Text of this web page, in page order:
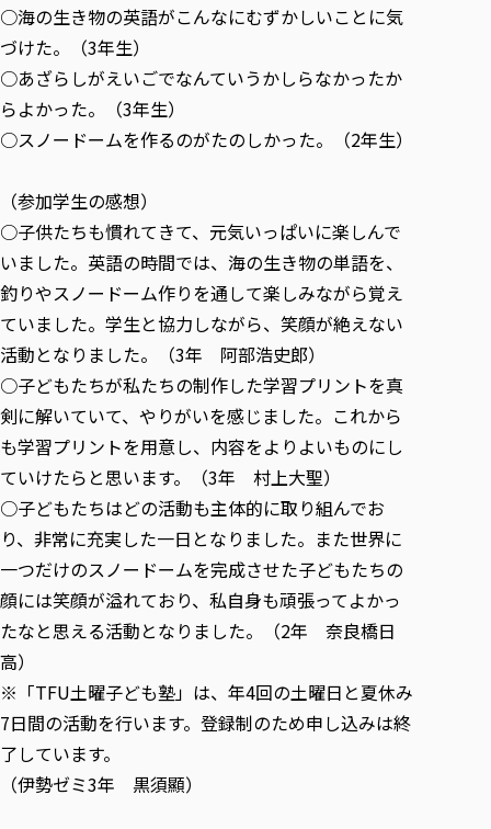
宿舎の紹介
学生生活サポート
学生自主活動支援
社会人学生の育児支援（一時預かり）
学生総合補償制度
○海の生き物の英語がこんなにむずかしいことに気
づけた。（3年生）
○あざらしがえいごでなんていうかしらなかったか
らよかった。（3年生）
○スノードームを作るのがたのしかった。（2年生）
（参加学生の感想）
○子供たちも慣れてきて、元気いっぱいに楽しんで
いました。英語の時間では、海の生き物の単語を、
釣りやスノードーム作りを通して楽しみながら覚え
ていました。学生と協力しながら、笑顔が絶えない
活動となりました。（3年 阿部浩史郎）
○子どもたちが私たちの制作した学習プリントを真
剣に解いていて、やりがいを感じました。これから
も学習プリントを用意し、内容をよりよいものにし
ていけたらと思います。（3年 村上大聖）
○子どもたちはどの活動も主体的に取り組んでお
り、非常に充実した一日となりました。また世界に
一つだけのスノードームを完成させた子どもたちの
顔には笑顔が溢れており、私自身も頑張ってよかっ
たなと思える活動となりました。（2年 奈良橋日
高）
※「TFU土曜子ども塾」は、年4回の土曜日と夏休み
7日間の活動を行います。登録制のため申し込みは終
了しています。
（伊勢ゼミ3年 黒須顯）